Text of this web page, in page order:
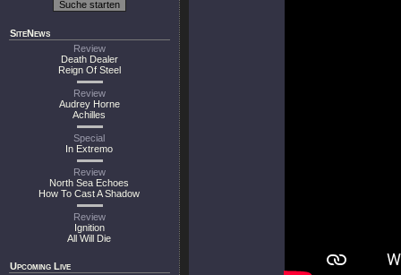
SiteNews
Review
Death Dealer
Reign Of Steel
Review
Audrey Horne
Achilles
Special
In Extremo
Review
North Sea Echoes
How To Cast A Shadow
Review
Ignition
All Will Die
Upcoming Live